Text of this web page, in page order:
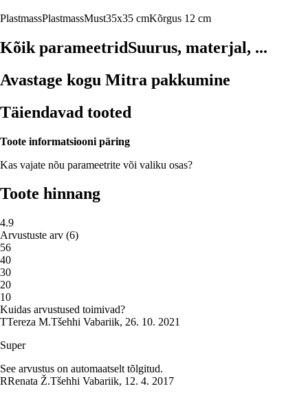
PlastmassPlastmassMust35x35 cmKõrgus 12 cm
Kõik parameetridSuurus, materjal, ...
Avastage kogu Mitra pakkumine
Täiendavad tooted
Toote informatsiooni päring
Kas vajate nõu parameetrite või valiku osas?
Toote hinnang
4.9
Arvustuste arv (6)
56
40
30
20
10
Kuidas arvustused toimivad?
TTereza M.Tšehhi Vabariik, 26. 10. 2021
Super
See arvustus on automaatselt tõlgitud.
RRenata Ž.Tšehhi Vabariik, 12. 4. 2017